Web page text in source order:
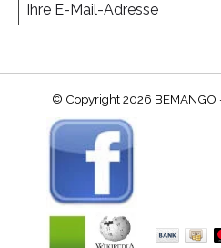
© Copyright 2026 BEMANGO